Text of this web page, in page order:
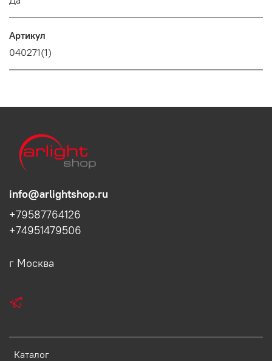
Артикул
040271(1)
Каталог
info@arlightshop.ru
+79587764126
+74951479506
г Москва